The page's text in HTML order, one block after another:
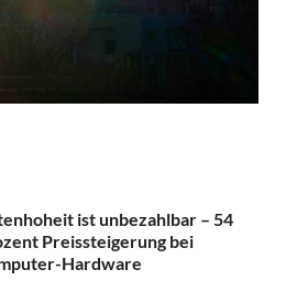
ist unbezahlbar – 54
Preissteigerung bei
Hardware